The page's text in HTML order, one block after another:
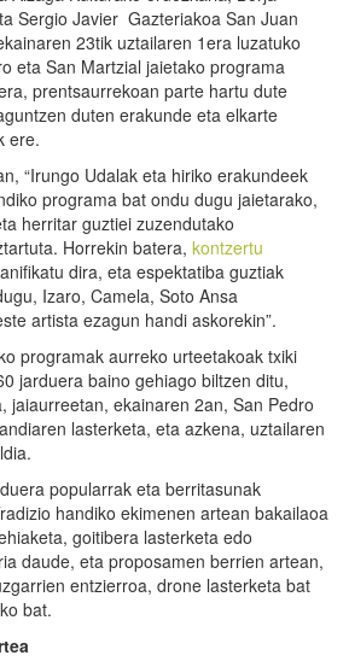
Sergio Javier Gazteriakoa San Juan
23tik uztailaren 1era luzatuko
eta San Martzial jaietako programa
prentsaurrekoan parte hartu dute
duten erakunde eta elkarte
ere.
“Irungo Udalak eta hiriko erakundeek
programa bat ondu dugu jaietarako,
herritar guztiei zuzendutako
Horrekin batera, kontzertu
dira, eta espektatiba guztiak
Izaro, Camela, Soto Ansa
artista ezagun handi askorekin”.
programak aurreko urteetakoak txiki
jarduera baino gehiago biltzen ditu,
jaiaurreetan, ekainaren 2an, San Pedro
lasterketa, eta azkena, uztailaren
popularrak eta berritasunak
handiko ekimenen artean bakailaoa
goitibera lasterketa edo
daude, eta proposamen berrien artean,
entzierroa, drone lasterketa bat
bat.